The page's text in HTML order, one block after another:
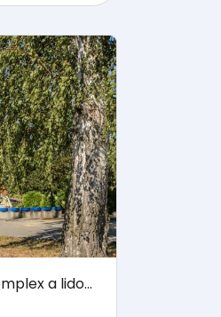
Sportovní a rekreační komplex a lidový park v Godowě